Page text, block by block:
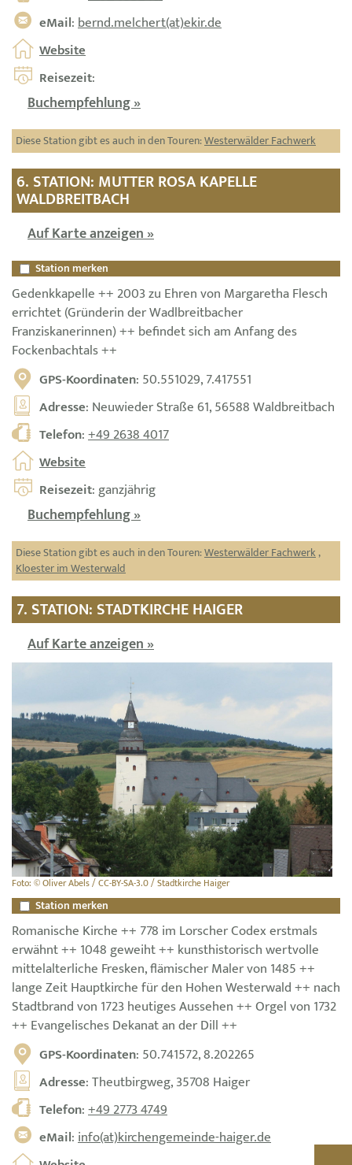
eMail:bernd.melchert(at)ekir.de
Website
Reisezeit:
Buchempfehlung »
Diese Station gibt es auch in den Touren:Westerwälder Fachwerk
6. STATION: MUTTER ROSA KAPELLE
WALDBREITBACH
Auf Karte anzeigen »
Station merken
Gedenkkapelle ++ 2003 zu Ehren von Margaretha Flesch
errichtet (Gründerin der Wadlbreitbacher
Franziskanerinnen) ++ befindet sich am Anfang des
Fockenbachtals ++
GPS-Koordinaten: 50.551029, 7.417551
Adresse: Neuwieder Straße 61, 56588 Waldbreitbach
Telefon:+49 2638 4017
Website
Reisezeit: ganzjährig
Buchempfehlung »
Diese Station gibt es auch in den Touren:Westerwälder Fachwerk,
Kloester im Westerwald
7. STATION: STADTKIRCHE HAIGER
Auf Karte anzeigen »
Foto: © Oliver Abels / CC-BY-SA-3.0 / Stadtkirche Haiger
Station merken
Romanische Kirche ++ 778 im Lorscher Codex erstmals
erwähnt ++ 1048 geweiht ++ kunsthistorisch wertvolle
mittelalterliche Fresken, flämischer Maler von 1485 ++
lange Zeit Hauptkirche für den Hohen Westerwald ++ nach
Stadtbrand von 1723 heutiges Aussehen ++ Orgel von 1732
++ Evangelisches Dekanat an der Dill ++
GPS-Koordinaten: 50.741572, 8.202265
Adresse: Theutbirgweg, 35708 Haiger
Telefon:+49 2773 4749
eMail:info(at)kirchengemeinde-haiger.de